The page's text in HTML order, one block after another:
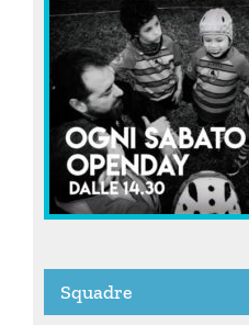
Squadre